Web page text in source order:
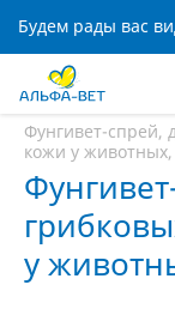
Главная
Фунгивет-спрей,
кожи у
у